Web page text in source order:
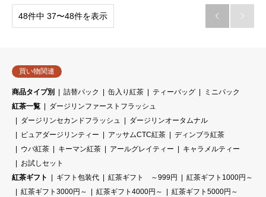
48件中 37〜48件を表示  
買い物関連
商品タイプ別 詰替パック 缶入り紅茶 ティーバッグ
ミニパック
紅茶一覧
ダージリンファーストフラッシュ
ダージリンセカンドフラッシュ
ダージリンオータムナル
ピュアダージリンティー
アッサムCTC紅茶
ディンブラ紅茶
ウバ紅茶
キーマン紅茶 アールグレイティー
キャラメルティー
お試しセット
紅茶ギフト
ギフト包装代 紅茶ギフト ～999円
紅茶ギフト1000円～
紅茶ギフト3000円～
紅茶ギフト4000円～
紅茶ギフト5000円～